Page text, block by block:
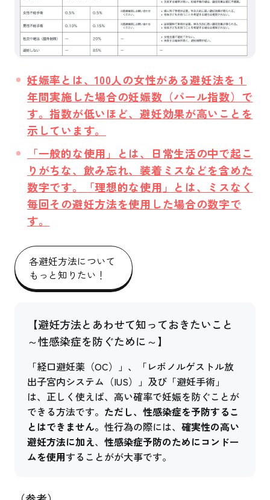
妊娠率とは、100人の女性がある避妊法を１
年間実施した場合の妊娠数 （パール指数）で
す。指数が低いほど、避妊効果が高いことを
示しています。
「一般的な使用 」とは、日常生活の中で起こ
りがちな、飲み忘れ、装着ミスなどを含めた
数字です。「理想的な使用 」とは、ミスなく
毎回その避妊方法を使用した場合の数字で
す。
各避妊方法について
もっと知りたい！
【避妊方法とあわせて知っておきたいこと
～性感染症を防ぐために～】
「経口避妊薬（OC）」、「レボノルゲストル放
出子宮内システム（IUS）」及び「避妊手術」
は、正しく使えば、高い確率で妊娠を防ぐことが
できる方法です。 ただし、性感染症を予防するこ
とはできません。性行為の際には、確実性の高い
避妊方法に加え、性感染症予防のためにコンドー
ムを使用することがが大事です。